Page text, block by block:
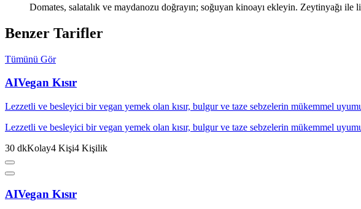
Domates, salatalık ve maydanozu doğrayın; soğuyan kinoayı ekleyin. Zeytinyağı ile
Benzer Tarifler
Tümünü Gör
AIVegan Kısır
Lezzetli ve besleyici bir vegan yemek olan kısır, bulgur ve taze sebzelerin mükemmel
Lezzetli ve besleyici bir vegan yemek olan kısır, bulgur ve taze sebzelerin mükemmel
30 dkKolay4 Kişi4 Kişilik
AIVegan Kısır